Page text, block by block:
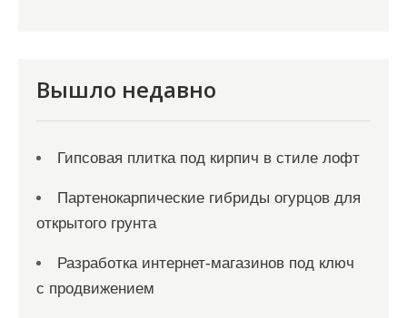
м
Вышло недавно
Гипсовая плитка под кирпич в стиле лофт
Партенокарпические гибриды огурцов для
открытого грунта
Разработка интернет-магазинов под ключ
с продвижением